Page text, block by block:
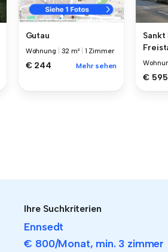
Gutau
Wohnung 32 m² 1 Zimmer
€ 244 Mehr sehen
Sankt
€ 595
Ihre Suchkriterien
Ennsedt
€ 800/Monat, min. 3 zimmer